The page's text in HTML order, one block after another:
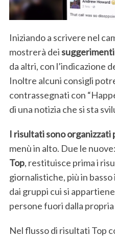
Iniziando a scrivere nel
mostrerà deisuggerimenti
da altri, con l’indicazione
Inoltre alcuni consigli
contrassegnati con
di una notizia che si sta
I risultati sono organizzati
menù in alto. Due le
Top, restituisce prima i
giornalistiche, più in
dai gruppi cui si
persone fuori dalla
Nel flusso di risultati Top